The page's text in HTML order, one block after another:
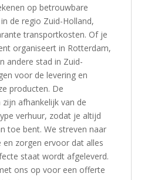
op betrouwbare
de regio Zuid-Holland,
transportkosten. Of je
organiseert in Rotterdam,
andere stad in Zuid-
voor de levering en
producten. De
afhankelijk van de
verhuur, zodat je altijd
toe bent. We streven naar
en zorgen ervoor dat alles
staat wordt afgeleverd.
ons op voor een offerte